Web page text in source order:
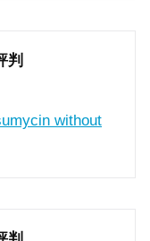
判
without